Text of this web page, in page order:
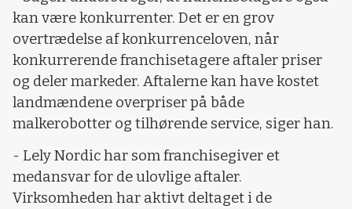
kan være konkurrenter. Det er en grov
overtrædelse af konkurrenceloven, når
konkurrerende franchisetagere aftaler priser
og deler markeder. Aftalerne kan have kostet
landmændene overpriser på både
malkerobotter og tilhørende service, siger han.
- Lely Nordic har som franchisegiver et
medansvar for de ulovlige aftaler.
Virksomheden har aktivt deltaget i de